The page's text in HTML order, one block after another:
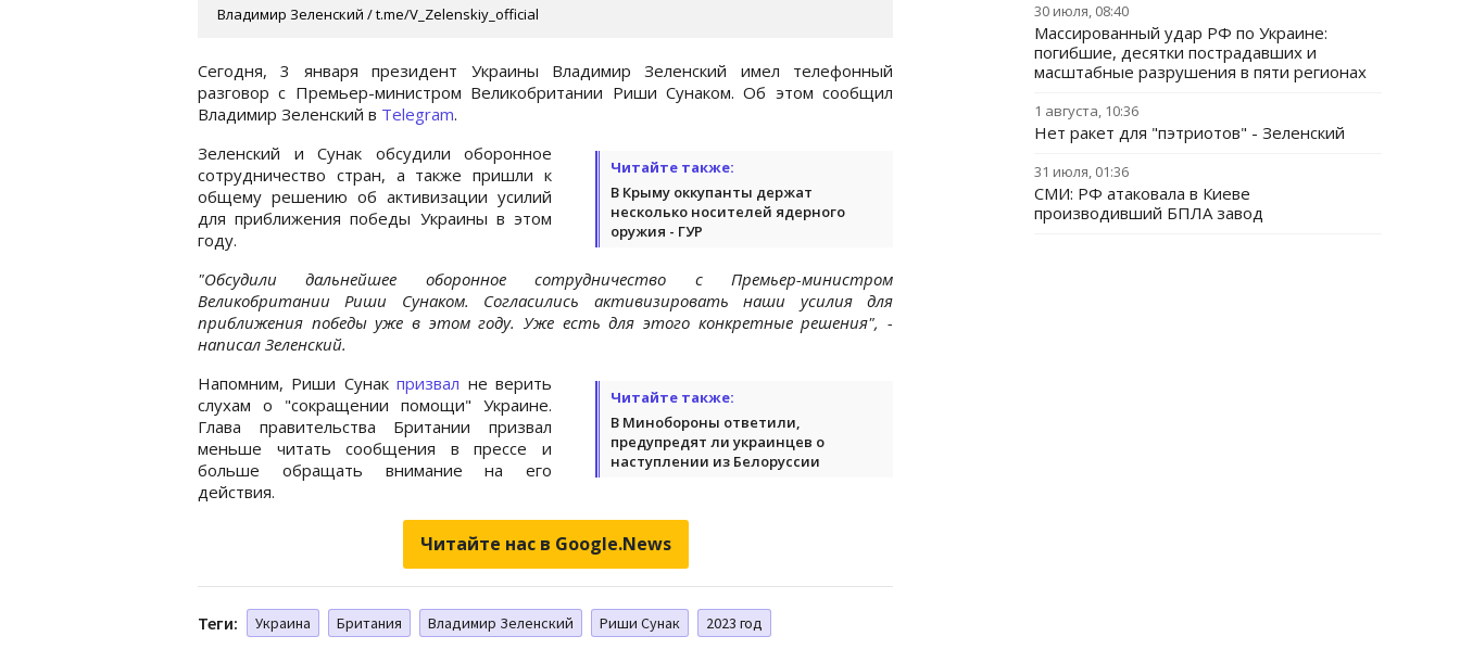
Владимир Зеленский / t.me/V_Zelenskiy_official
Сегодня, 3 января президент Украины Владимир Зеленский имел телефонный
разговор с Премьер-министром Великобритании Риши Сунаком. Об этом сообщил
Владимир Зеленский в Telegram.
Читайте также:
В Крыму оккупанты держат
несколько носителей ядерного
оружия - ГУР
Зеленский и Сунак обсудили оборонное
сотрудничество стран, а также пришли к
общему решению об активизации усилий
для приближения победы Украины в этом
году.
"Обсудили дальнейшее оборонное сотрудничество с Премьер-министром
Великобритании Риши Сунаком. Согласились активизировать наши усилия для
приближения победы уже в этом году. Уже есть для этого конкретные решения", -
написал Зеленский.
Читайте также:
В Минобороны ответили,
предупредят ли украинцев о
наступлении из Белоруссии
Напомним, Риши Сунакпризвал не верить
слухам о "сокращении помощи" Украине.
Глава правительства Британии призвал
меньше читать сообщения в прессе и
больше обращать внимание на его
действия.
Читайте нас в Google.News
Теги: Украина Британия Владимир Зеленский Риши Сунак 2023 год
30 июля, 08:40
Массированный удар РФ по Украине:
погибшие, десятки пострадавших и
масштабные разрушения в пяти регионах
1 августа, 10:36
Нет ракет для "пэтриотов" - Зеленский
31 июля, 01:36
СМИ: РФ атаковала в Киеве
производивший БПЛА завод